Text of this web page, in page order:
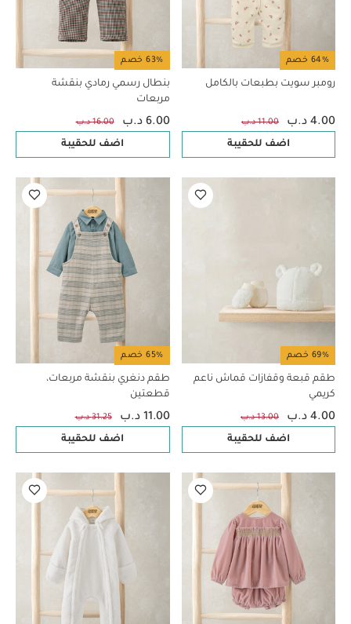
64% خصم
رومبر سويت بطبعات بالكامل
4.00 د.ب 11.00 د.ب
اضف للحقيبة
63% خصم
بنطال رسمي رمادي بنقشة
مربعات
6.00 د.ب 16.00 د.ب
اضف للحقيبة
69% خصم
طقم قبعة وقفازات قماش ناعم
كريمي
4.00 د.ب 13.00 د.ب
اضف للحقيبة
65% خصم
طقم دنغري بنقشة مربعات،
قطعتين
11.00 د.ب 31.25 د.ب
اضف للحقيبة